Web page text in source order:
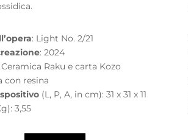
: Light No. 2/21
: 2024
Ceramica Raku e carta Kozo
con resina
(L, P, A, in cm): 31 x 31 x 11
3,55